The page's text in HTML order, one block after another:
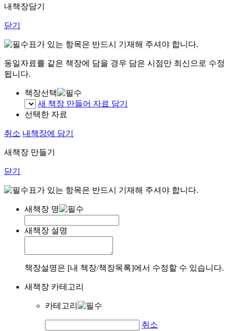
내책장담기
닫기
표가 있는 항목은 반드시 기재해 주셔야 합니다.
동일자료를 같은 책장에 담을 경우 담은 시점만 최신으로 수정
됩니다.
책장선택
새 책장 만들어 자료 담기
선택한 자료
취소 내책장에 담기
새책장 만들기
닫기
표가 있는 항목은 반드시 기재해 주셔야 합니다.
새책장 명
새책장 설명
책장설명은 [내 책장/책장목록]에서 수정할 수 있습니다.
새책장 카테고리
카테고리
취소